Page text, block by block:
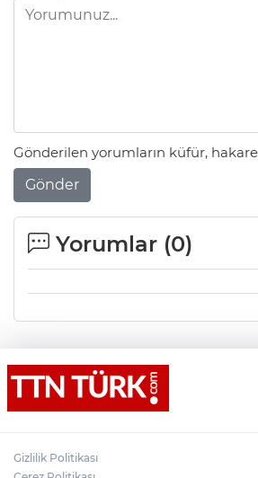
Gönderilen yorumların küfür,
Gönder
Yorumlar (0)
Gizlilik Politikası